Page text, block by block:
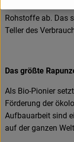
Rohstoffe ab. Das
Teller des
Das größte
Als Bio-Pionier
Förderung der
Aufbauarbeit sind
auf der ganzen